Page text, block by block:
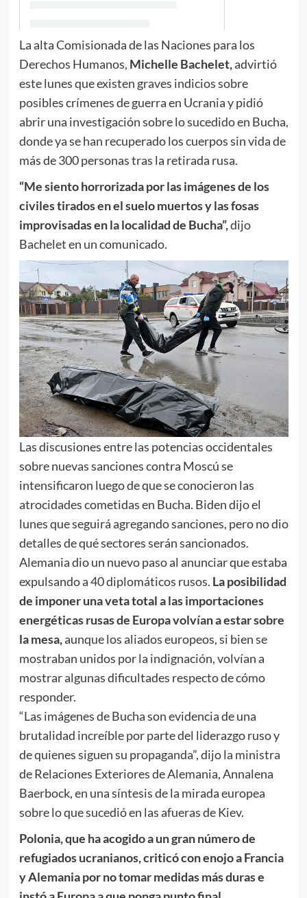
La alta Comisionada de las Naciones para los
Derechos Humanos, Michelle Bachelet,advirtió
este lunes que existen graves indicios sobre
posibles crímenes de guerra en Ucrania y pidió
abrir una investigación sobre lo sucedido en Bucha,
donde ya se han recuperado los cuerpos sin vida de
más de 300 personas tras la retirada rusa.
“Me siento horrorizada por las imágenes de los
civiles tirados en el suelo muertos y las fosas
improvisadas en la localidad de Bucha”,dijo
Bachelet en un comunicado.
Las discusiones entre las potencias occidentales
sobre nuevas sanciones contra Moscú se
intensificaron luego de que se conocieron las
atrocidades cometidas en Bucha. Biden dijo el
lunes que seguirá agregando sanciones, pero no dio
detalles de qué sectores serán sancionados.
Alemania dio un nuevo paso al anunciar que estaba
expulsando a 40 diplomáticos rusos. La posibilidad
de imponer una veta total a las importaciones
energéticas rusas de Europa volvían a estar sobre
la mesa,aunque los aliados europeos, si bien se
mostraban unidos por la indignación, volvían a
mostrar algunas dificultades respecto de cómo
responder.
“Las imágenes de Bucha son evidencia de una
brutalidad increíble por parte del liderazgo ruso y
de quienes siguen su propaganda”, dijo la ministra
de Relaciones Exteriores de Alemania, Annalena
Baerbock, en una síntesis de la mirada europea
sobre lo que sucedió en las afueras de Kiev.
Polonia, que ha acogido a un gran número de
refugiados ucranianos, criticó con enojo a Francia
y Alemania por no tomar medidas más duras e